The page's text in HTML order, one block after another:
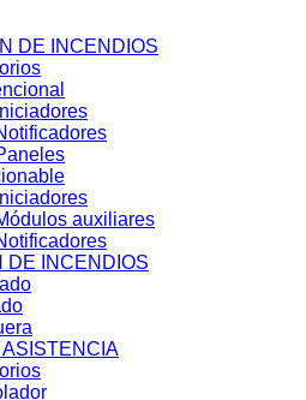
DE INCENDIOS
Iniciadores
Iniciadores
auxiliares
DE INCENDIOS